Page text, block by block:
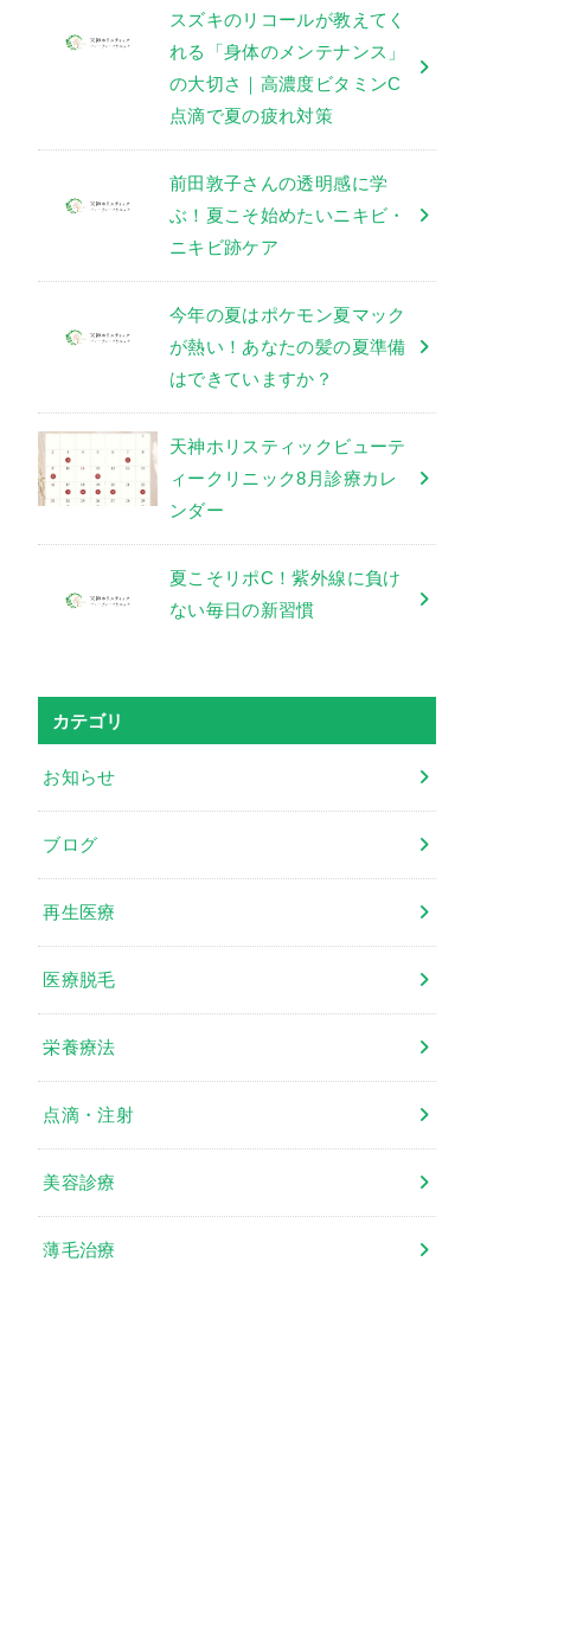
スズキのリコールが教えてく
れる「身体のメンテナンス」
の大切さ｜高濃度ビタミンC
点滴で夏の疲れ対策
前田敦子さんの透明感に学
ぶ！夏こそ始めたいニキビ・
ニキビ跡ケア
今年の夏はポケモン夏マック
が熱い！あなたの髪の夏準備
はできていますか？
天神ホリスティックビューテ
ィークリニック8月診療カレ
ンダー
夏こそリポC！紫外線に負け
ない毎日の新習慣
カテゴリ
お知らせ
ブログ
再生医療
医療脱毛
栄養療法
点滴・注射
美容診療
薄毛治療